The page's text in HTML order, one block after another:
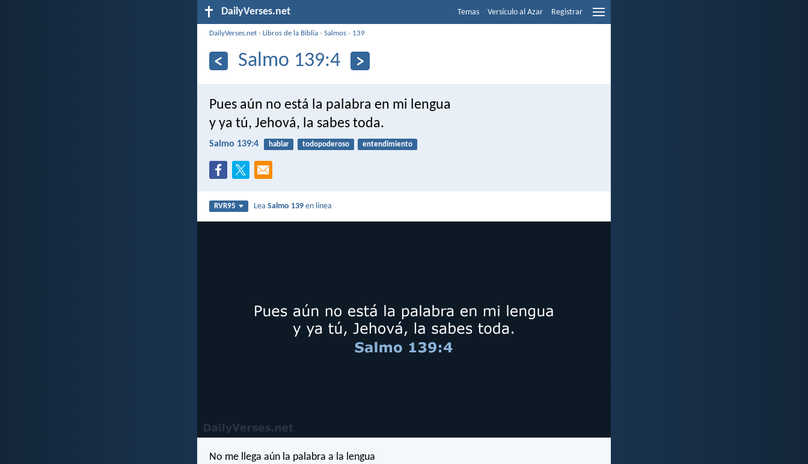
DailyVerses.net Temas Versículo al Azar Registrar
DailyVerses.net ›Libros de la Biblia ›Salmos › 139
Salmo 139:4
Pues aún no está la palabra en mi lengua
y ya tú, Jehová, la sabes toda.
Salmo 139:4 hablar todopoderoso entendimiento
RVR95 LeaSalmo 139 en línea
No me llega aún la palabra a la lengua